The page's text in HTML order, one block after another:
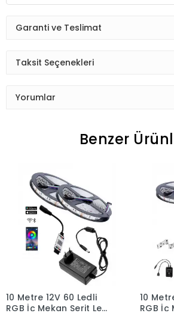
Garanti ve Teslimat
Taksit Seçenekleri
Yorumlar
Benzer
10 Metre 12V 60 Ledli
RGB İç Mekan Şerit Led
10
RGB İç